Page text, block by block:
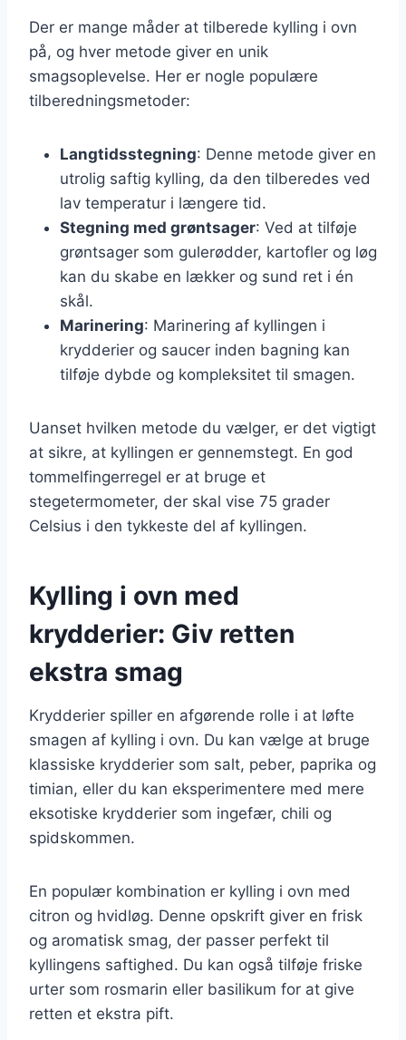
Der er mange måder at tilberede kylling i ovn
på, og hver metode giver en unik
smagsoplevelse. Her er nogle populære
tilberedningsmetoder:
Langtidsstegning: Denne metode giver en
utrolig saftig kylling, da den tilberedes ved
lav temperatur i længere tid.
Stegning med grøntsager: Ved at tilføje
grøntsager som gulerødder, kartofler og løg
kan du skabe en lækker og sund ret i én
skål.
Marinering: Marinering af kyllingen i
krydderier og saucer inden bagning kan
tilføje dybde og kompleksitet til smagen.
Uanset hvilken metode du vælger, er det vigtigt
at sikre, at kyllingen er gennemstegt. En god
tommelfingerregel er at bruge et
stegetermometer, der skal vise 75 grader
Celsius i den tykkeste del af kyllingen.
Kylling i ovn med
krydderier: Giv retten
ekstra smag
Krydderier spiller en afgørende rolle i at løfte
smagen af kylling i ovn. Du kan vælge at bruge
klassiske krydderier som salt, peber, paprika og
timian, eller du kan eksperimentere med mere
eksotiske krydderier som ingefær, chili og
spidskommen.
En populær kombination er kylling i ovn med
citron og hvidløg. Denne opskrift giver en frisk
og aromatisk smag, der passer perfekt til
kyllingens saftighed. Du kan også tilføje friske
urter som rosmarin eller basilikum for at give
retten et ekstra pift.